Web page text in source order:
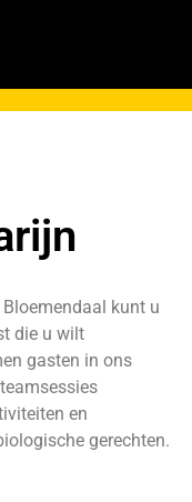
kunt u
die u wilt
gasten in ons
en
gerechten.